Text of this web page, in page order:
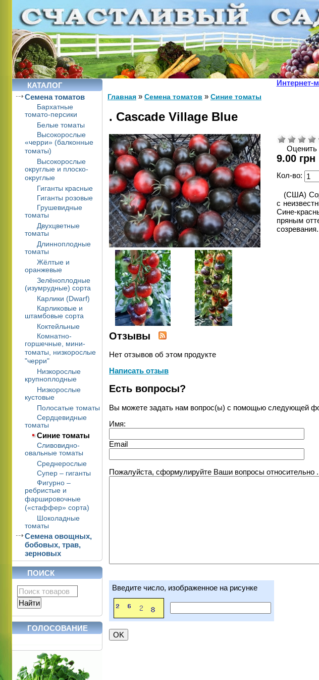
КАТАЛОГ
Cемена томатов
Бархатные
томато-персики
Белые томаты
Высокорослые
«черри» (балконные
томаты)
Высокорослые
округлые и плоско-
округлые
Гиганты красные
Гиганты розовые
Грушевидные
томаты
Двухцветные
томаты
Длинноплодные
томаты
Жёлтые и
оранжевые
Зелёноплодные
(изумрудные) сорта
Карлики (Dwarf)
Карликовые и
штамбовые сорта
Коктейльные
Комнатно-
горшечные, мини-
томаты, низкорослые
"черри"
Низкорослые
крупноплодные
Низкорослые
кустовые
Полосатые томаты
Сердцевидные
томаты
Синие томаты
Сливовидно-
овальные томаты
Среднерослые
Супер – гиганты
Фигурно –
ребристые и
фаршировочные
(«стаффер» сорта)
Шоколадные
томаты
Семена овощных,
бобовых, трав,
зерновых
ПОИСК
ГОЛОСОВАНИЕ
Интернет-
Главная » Cемена томатов » Синие томаты
. Cascade Village Blue
Оценить
9.00 грн
Кол-во:
(США)
с
Сине-
пряным
Отзывы
Нет отзывов об этом продукте
Написать отзыв
Есть вопросы?
Вы можете задать нам вопрос(ы) с помощью следующей
Имя:
Email
Пожалуйста, сформулируйте Ваши вопросы относительно
Введите число, изображенное на рисунке